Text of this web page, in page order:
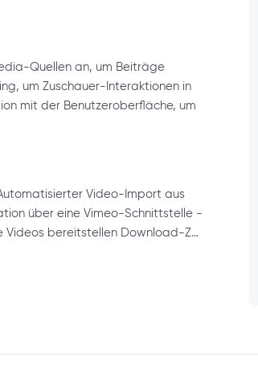
Quellen an, um Beiträge
um Zuschauer-Interaktionen in
mit der Benutzeroberfläche, um
Video-Import aus
über eine Vimeo-Schnittstelle -
Videos bereitstellen Download-Z…